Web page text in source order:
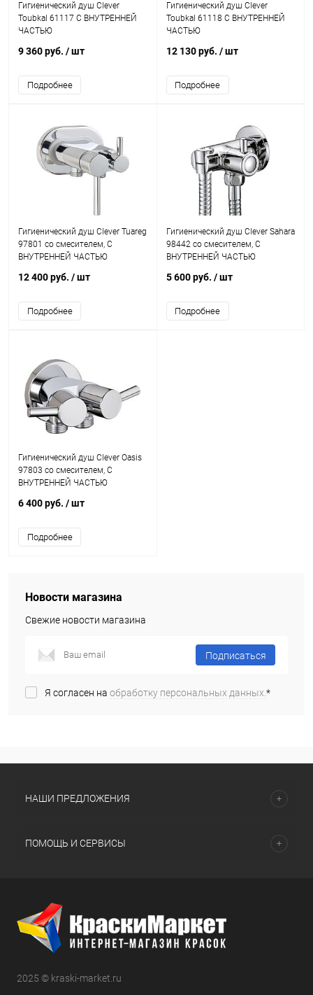
Гигиенический душ Clever
Toubkal 61117 С ВНУТРЕННЕЙ
ЧАСТЬЮ
9 360 руб. / шт
Подробнее
Гигиенический душ Clever
Toubkal 61118 С ВНУТРЕННЕЙ
ЧАСТЬЮ
12 130 руб. / шт
Подробнее
Гигиенический душ Clever Tuareg
97801 со смесителем, С
ВНУТРЕННЕЙ ЧАСТЬЮ
12 400 руб. / шт
Подробнее
Гигиенический душ Clever Sahara
98442 со смесителем, С
ВНУТРЕННЕЙ ЧАСТЬЮ
5 600 руб. / шт
Подробнее
Гигиенический душ Clever Oasis
97803 со смесителем, С
ВНУТРЕННЕЙ ЧАСТЬЮ
6 400 руб. / шт
Подробнее
Новости магазина
Свежие новости магазина
Подписаться
Я согласен на обработку персональных данных.*
НАШИ ПРЕДЛОЖЕНИЯ
ПОМОЩЬ И СЕРВИСЫ
2025 © kraski-market.ru